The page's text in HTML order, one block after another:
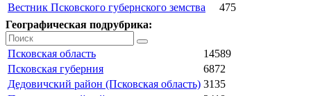
Вестник Псковского губернского земства
475
Географическая подрубрика:
Псковская область
14589
Псковская губерния
6872
Дедовичский район (Псковская область) 3135